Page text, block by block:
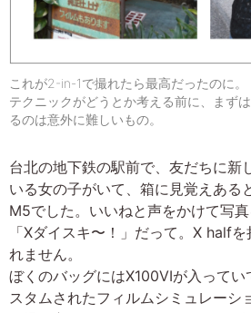
これが2-in-1で撮れたら最高だったのに。
テクニックがどうとか考える前に、まず
るのは意外に難しいもの。
台北の地下鉄の駅前で、友だちに新
いる女の子がいて、箱に見覚えある
M5でした。いいねと声をかけて写
「Xダイスキ〜！」だって。X half
れません。
ぼくのバッグにはX100VIが入ってい
スタムされたフィルムシミュレーシ